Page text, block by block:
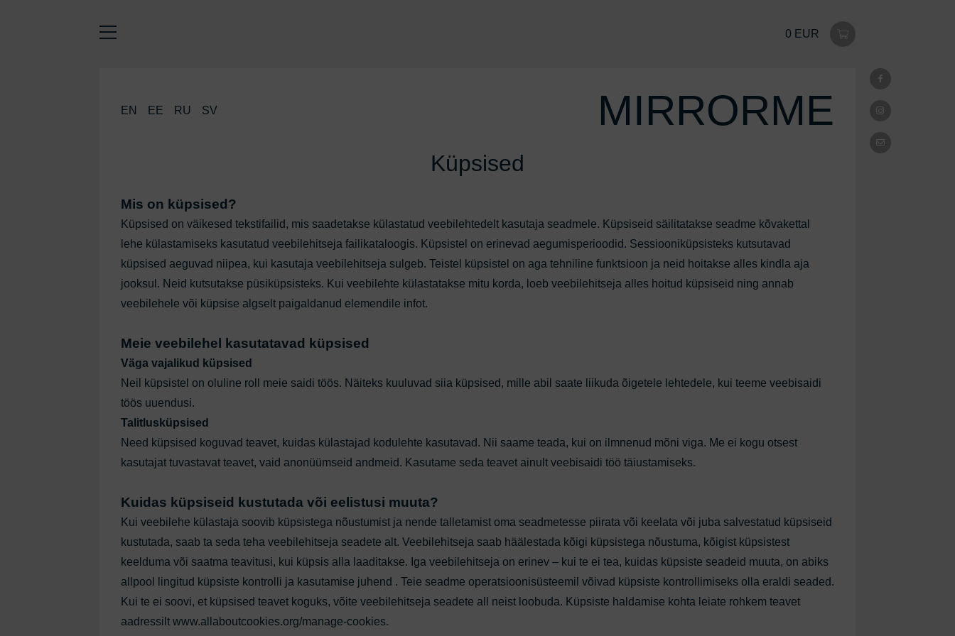
0 EUR
EN EE RU SV MIRRORME
Küpsised
Mis on küpsised?
Küpsised on väikesed tekstifailid, mis saadetakse külastatud veebilehtedelt kasutaja seadmele. Küpsiseid säilitatakse seadme kõvakettal
lehe külastamiseks kasutatud veebilehitseja failikataloogis. Küpsistel on erinevad aegumisperioodid. Sessiooniküpsisteks kutsutavad
küpsised aeguvad niipea, kui kasutaja veebilehitseja sulgeb. Teistel küpsistel on aga tehniline funktsioon ja neid hoitakse alles kindla aja
jooksul. Neid kutsutakse püsiküpsisteks. Kui veebilehte külastatakse mitu korda, loeb veebilehitseja alles hoitud küpsiseid ning annab
veebilehele või küpsise algselt paigaldanud elemendile infot.
Meie veebilehel kasutatavad küpsised
Väga vajalikud küpsised
Neil küpsistel on oluline roll meie saidi töös. Näiteks kuuluvad siia küpsised, mille abil saate liikuda õigetele lehtedele, kui teeme veebisaidi
töös uuendusi.
Talitlusküpsised
Need küpsised koguvad teavet, kuidas külastajad kodulehte kasutavad. Nii saame teada, kui on ilmnenud mõni viga. Me ei kogu otsest
kasutajat tuvastavat teavet, vaid anonüümseid andmeid. Kasutame seda teavet ainult veebisaidi töö täiustamiseks.
Kuidas küpsiseid kustutada või eelistusi muuta?
Kui veebilehe külastaja soovib küpsistega nõustumist ja nende talletamist oma seadmetesse piirata või keelata või juba salvestatud küpsiseid
kustutada, saab ta seda teha veebilehitseja seadete alt. Veebilehitseja saab häälestada kõigi küpsistega nõustuma, kõigist küpsistest
keelduma või saatma teavitusi, kui küpsis alla laaditakse. Iga veebilehitseja on erinev – kui te ei tea, kuidas küpsiste seadeid muuta, on abiks
allpool lingitud küpsiste kontrolli ja kasutamise juhend . Teie seadme operatsioonisüsteemil võivad küpsiste kontrollimiseks olla eraldi seaded.
Kui te ei soovi, et küpsised teavet koguks, võite veebilehitseja seadete all neist loobuda. Küpsiste haldamise kohta leiate rohkem teavet
aadressilt www.allaboutcookies.org/manage-cookies.